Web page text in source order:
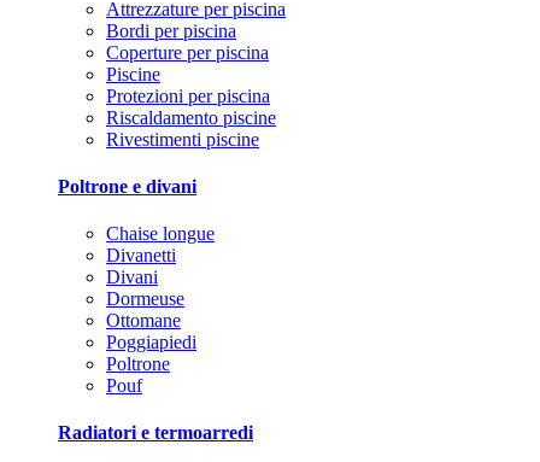
Attrezzature per piscina
Bordi per piscina
Coperture per piscina
Piscine
Protezioni per piscina
Riscaldamento piscine
Rivestimenti piscine
Poltrone e divani
Chaise longue
Divanetti
Divani
Dormeuse
Ottomane
Poggiapiedi
Poltrone
Pouf
Radiatori e termoarredi